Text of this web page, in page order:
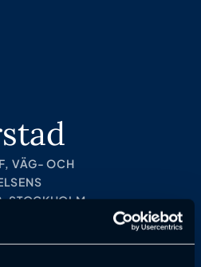
VÄG- OCH
STOCKHOLM
har passerat